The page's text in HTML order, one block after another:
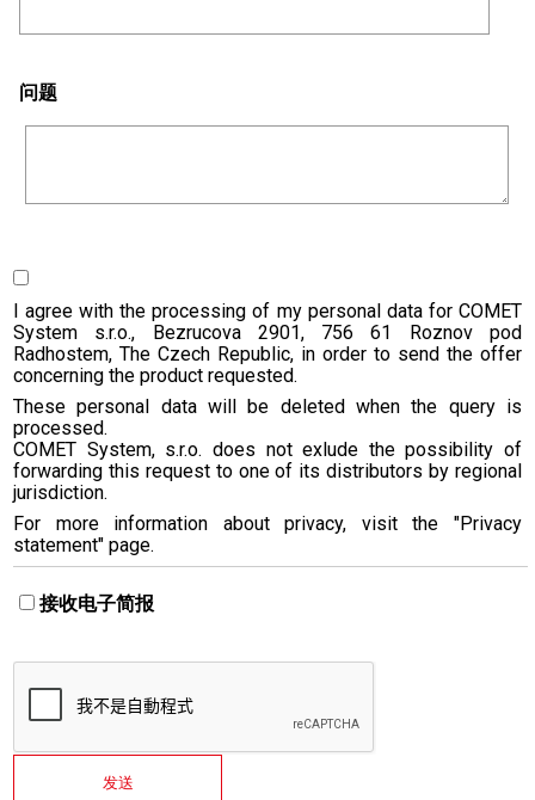
问题
I agree with the processing of my personal data for COMET
System s.r.o., Bezrucova 2901, 756 61 Roznov pod
Radhostem, The Czech Republic, in order to send the offer
concerning the product requested.
These personal data will be deleted when the query is
processed.
COMET System, s.r.o. does not exlude the possibility of
forwarding this request to one of its distributors by regional
jurisdiction.
For more information about privacy, visit the "Privacy
statement" page.
接收电子简报
发送